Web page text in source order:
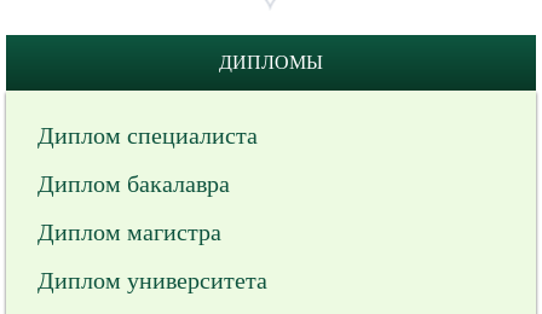
ДИПЛОМЫ
Диплом специалиста
Диплом бакалавра
Диплом магистра
Диплом университета